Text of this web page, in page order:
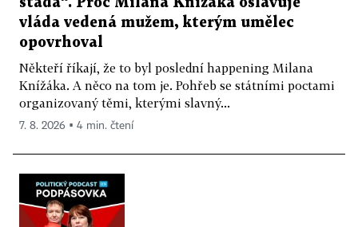
stáda“. Proč Milana Knížáka oslavuje
vláda vedená mužem, kterým umělec
opovrhoval
Někteří říkají, že to byl poslední happening Milana
Knížáka. A něco na tom je. Pohřeb se státními poctami
organizovaný těmi, kterými slavný...
7. 8. 2026 ▪ 4 min. čtení